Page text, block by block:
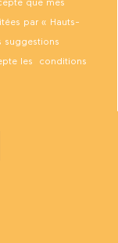
que mes
par « Hauts-
suggestions
les conditions